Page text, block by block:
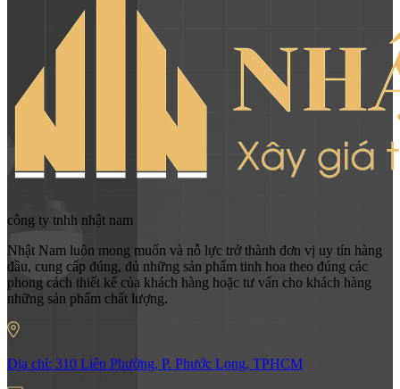
công ty tnhh nhật nam
Nhật Nam luôn mong muốn và nỗ lực trở thành đơn vị uy tín hàng
đầu, cung cấp đúng, đủ những sản phẩm tinh hoa theo đúng các
phong cách thiết kế của khách hàng hoặc tư vấn cho khách hàng
những sản phẩm chất lượng.
Địa chỉ: 310 Liên Phường, P. Phước Long, TPHCM